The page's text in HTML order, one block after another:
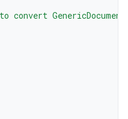
convert